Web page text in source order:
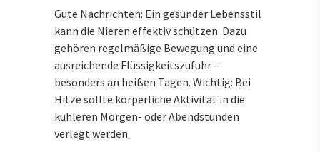
Gute Nachrichten: Ein gesunder Lebensstil
kann die Nieren effektiv schützen. Dazu
gehören regelmäßige Bewegung und eine
ausreichende Flüssigkeitszufuhr –
besonders an heißen Tagen. Wichtig: Bei
Hitze sollte körperliche Aktivität in die
kühleren Morgen- oder Abendstunden
verlegt werden.